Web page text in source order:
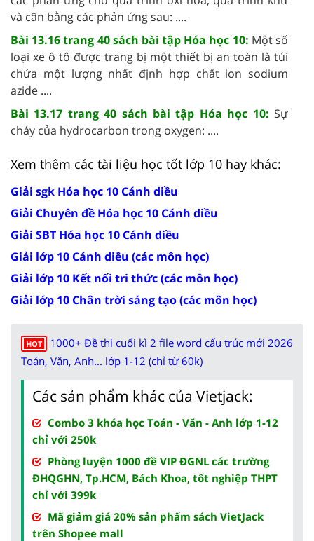
và cân bằng các phản ứng sau: ....
Bài 13.16 trang 40 sách bài tập Hóa học 10: Một số
loại xe ô tô được trang bị một thiết bị an toàn là túi
chứa một lượng nhất định hợp chất ion sodium
azide ....
Bài 13.17 trang 40 sách bài tập Hóa học 10: Sự
cháy của hydrocarbon trong oxygen: ....
Xem thêm các tài liệu học tốt lớp 10 hay khác:
Giải sgk Hóa học 10 Cánh diều
Giải Chuyên đề Hóa học 10 Cánh diều
Giải SBT Hóa học 10 Cánh diều
Giải lớp 10 Cánh diều (các môn học)
Giải lớp 10 Kết nối tri thức (các môn học)
Giải lớp 10 Chân trời sáng tạo (các môn học)
HOT
1000+ Đề thi cuối kì 2 file word cấu trúc mới 2026
Toán, Văn, Anh... lớp 1-12 (chỉ từ 60k)
Các sản phẩm khác của Vietjack:
Combo 3 khóa học Toán - Văn - Anh lớp 1-12
chỉ với 250k
Phòng luyện 1000 đề VIP ĐGNL các trường
ĐHQGHN, Tp.HCM, Bách Khoa, tốt nghiệp THPT
chỉ với 399k
Mã giảm giá 20% sản phẩm sách VietJack
trên Shopee mall